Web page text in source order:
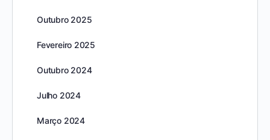
Outubro 2025
Fevereiro 2025
Outubro 2024
Julho 2024
Março 2024